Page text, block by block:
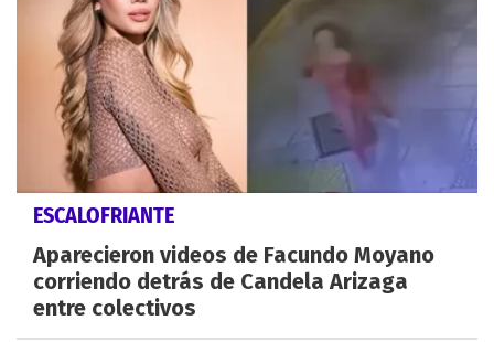
ESCALOFRIANTE
Aparecieron videos de Facundo Moyano
corriendo detrás de Candela Arizaga
entre colectivos